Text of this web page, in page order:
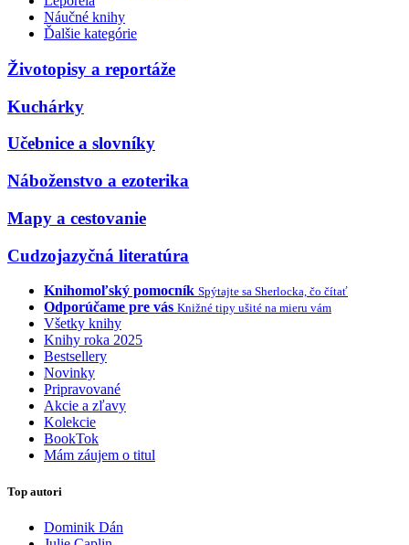
Náučné knihy
Ďalšie kategórie
Životopisy a reportáže
Kuchárky
Učebnice a slovníky
Náboženstvo a ezoterika
Mapy a cestovanie
Cudzojazyčná literatúra
Knihomoľský pomocník Spýtajte sa Sherlocka, čo čítať
Odporúčame pre vás Knižné tipy ušité na mieru vám
Všetky knihy
Knihy roka 2025
Bestsellery
Novinky
Pripravované
Akcie a zľavy
Kolekcie
BookTok
Mám záujem o titul
Top autori
Dominik Dán